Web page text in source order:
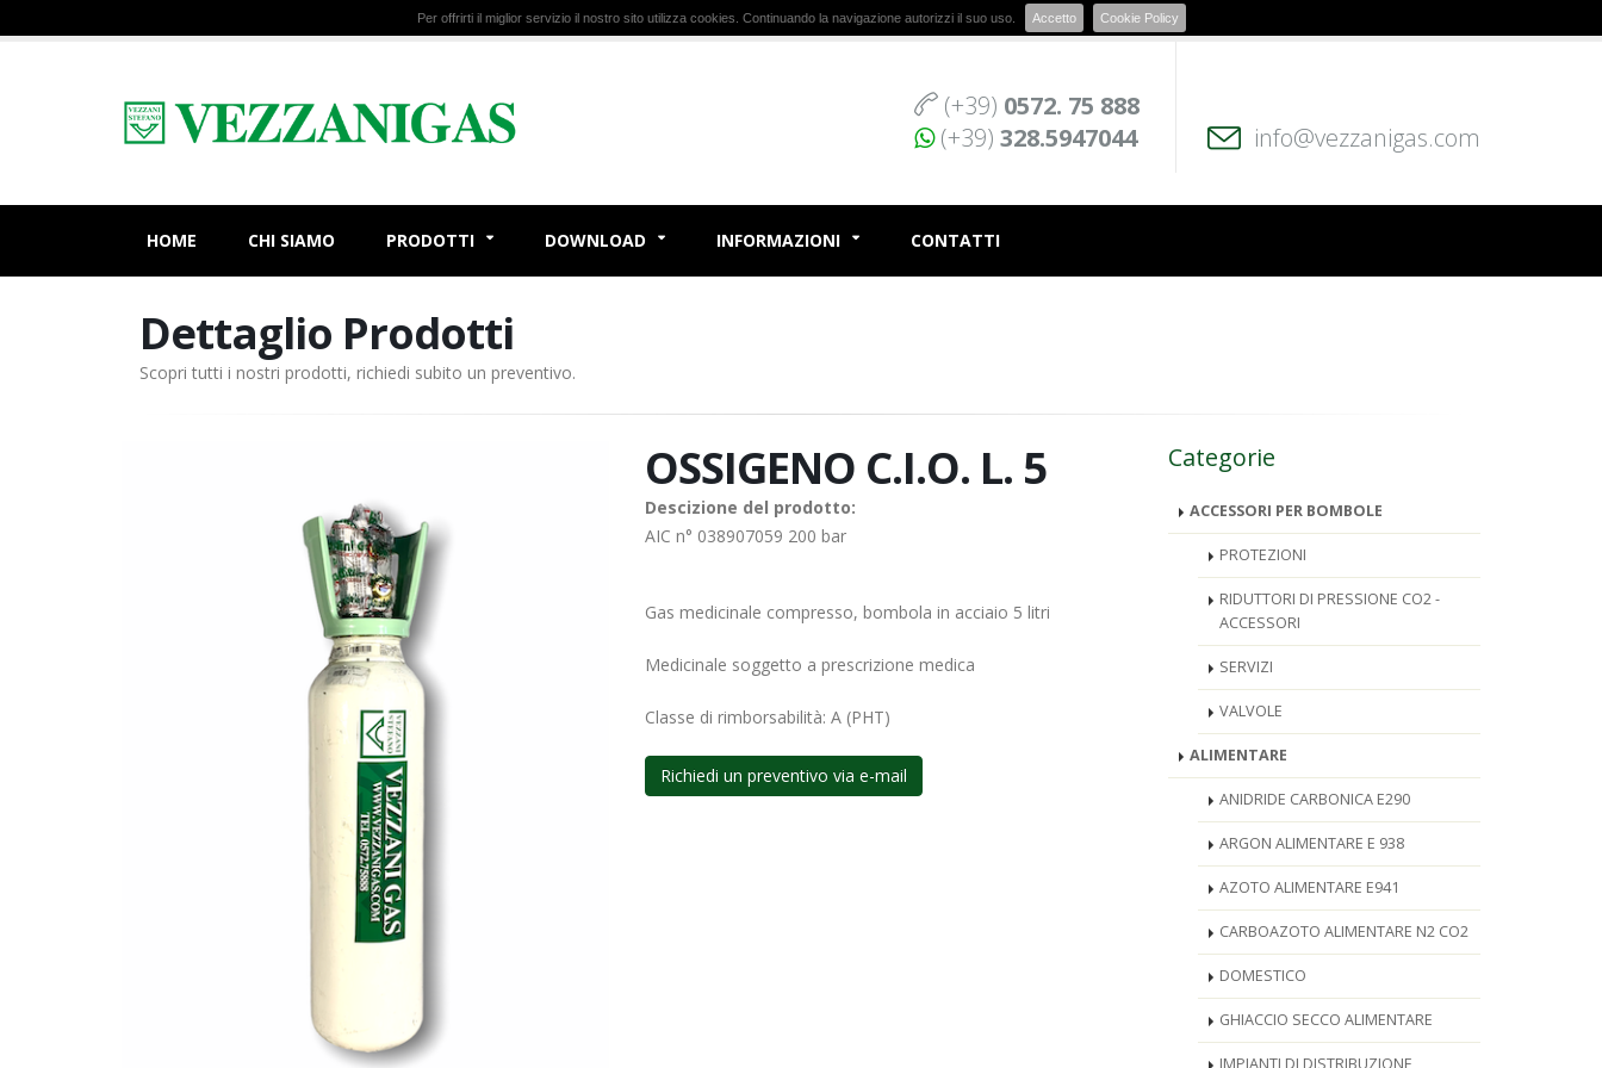
Per offrirti il miglior servizio il nostro sito utilizza cookies. Continuando la navigazione autorizzi il suo uso. Accetto Cookie Policy
(+39) 0572. 75 888
(+39) 328.5947044 info@vezzanigas.com
HOME CHI SIAMO PRODOTTI DOWNLOAD INFORMAZIONI CONTATTI
Dettaglio Prodotti
Scopri tutti i nostri prodotti, richiedi subito un preventivo.
OSSIGENO C.I.O. L. 5
Descizione del prodotto:
AIC n° 038907059 200 bar
Gas medicinale compresso, bombola in acciaio 5 litri
Medicinale soggetto a prescrizione medica
Classe di rimborsabilità: A (PHT)
Richiedi un preventivo via e-mail
Categorie
ACCESSORI PER BOMBOLE
PROTEZIONI
RIDUTTORI DI PRESSIONE CO2 -
ACCESSORI
SERVIZI
VALVOLE
ALIMENTARE
ANIDRIDE CARBONICA E290
ARGON ALIMENTARE E 938
AZOTO ALIMENTARE E941
CARBOAZOTO ALIMENTARE N2 CO2
DOMESTICO
GHIACCIO SECCO ALIMENTARE
IMPIANTI DI DISTRIBUZIONE